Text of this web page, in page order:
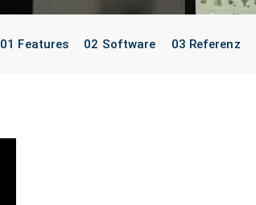
01 Features 02 Software 03 Referenz